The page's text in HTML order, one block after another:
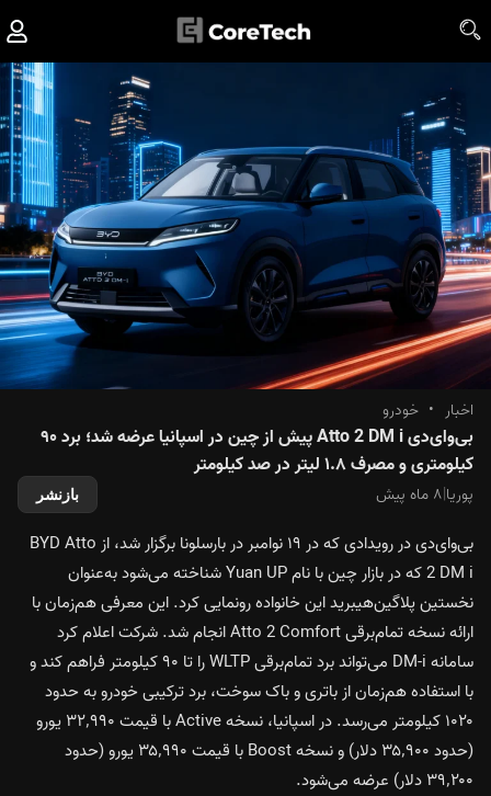
اخبار • خودرو
بی‌وای‌دی Atto 2 DM i پیش از چین در اسپانیا عرضه شد؛ برد ۹۰
کیلومتری و مصرف ۱.۸ لیتر در صد کیلومتر
پوریا|۸ ماه پیش بازنشر
بی‌وای‌دی در رویدادی که در ۱۹ نوامبر در بارسلونا برگزار شد، از BYD Atto
2 DM i که در بازار چین با نام Yuan UP شناخته می‌شود به‌عنوان
نخستین پلاگین‌هیبرید این خانواده رونمایی کرد. این معرفی هم‌زمان با
ارائه نسخه تمام‌برقی Atto 2 Comfort انجام شد. شرکت اعلام کرد
سامانه DM-i می‌تواند برد تمام‌برقی WLTP را تا ۹۰ کیلومتر فراهم کند و
با استفاده هم‌زمان از باتری و باک سوخت، برد ترکیبی خودرو به حدود
۱۰۲۰ کیلومتر می‌رسد. در اسپانیا، نسخه Active با قیمت ۳۲٬۹۹۰ یورو
(حدود ۳۵٬۹۰۰ دلار) و نسخه Boost با قیمت ۳۵٬۹۹۰ یورو (حدود
۳۹٬۲۰۰ دلار) عرضه می‌شود.